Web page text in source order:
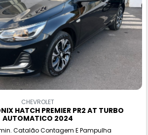
CHEVROLET
HATCH PREMIER PR2 AT TURBO
AUTOMATICO 2024
Catalão Contagem E Pampulha